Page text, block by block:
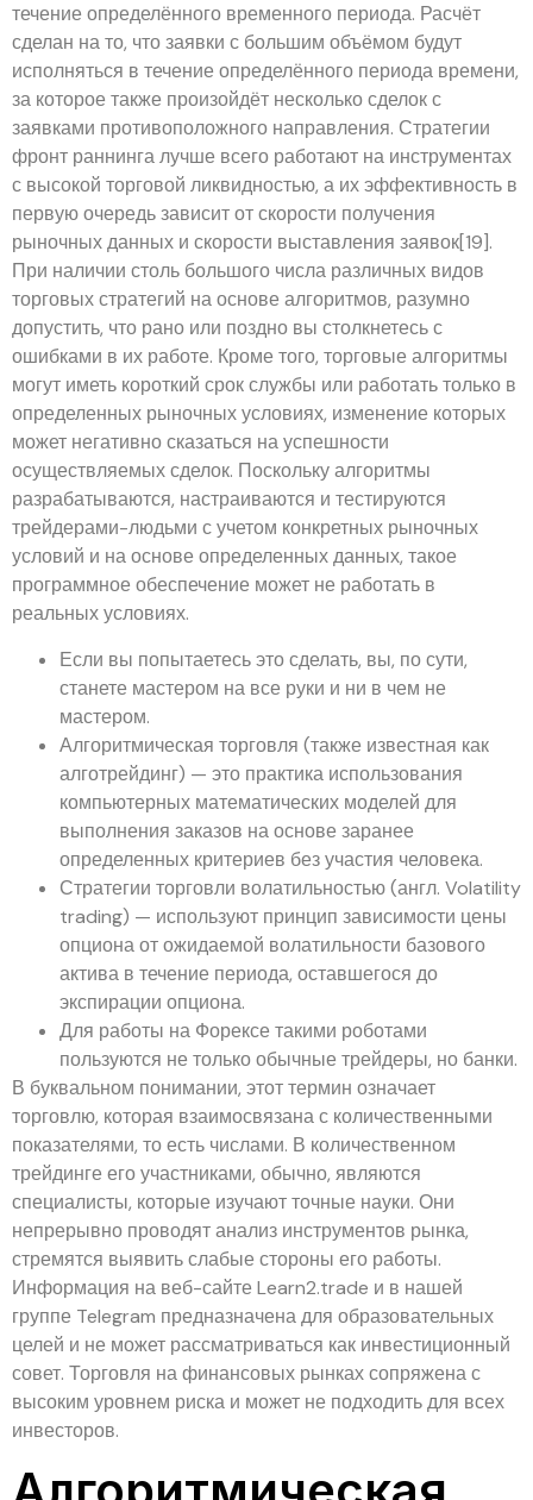
течение определённого временного периода. Расчёт
сделан на то, что заявки с большим объёмом будут
исполняться в течение определённого периода времени,
за которое также произойдёт несколько сделок с
заявками противоположного направления. Стратегии
фронт раннинга лучше всего работают на инструментах
с высокой торговой ликвидностью, а их эффективность в
первую очередь зависит от скорости получения
рыночных данных и скорости выставления заявок[19].
При наличии столь большого числа различных видов
торговых стратегий на основе алгоритмов, разумно
допустить, что рано или поздно вы столкнетесь с
ошибками в их работе. Кроме того, торговые алгоритмы
могут иметь короткий срок службы или работать только в
определенных рыночных условиях, изменение которых
может негативно сказаться на успешности
осуществляемых сделок. Поскольку алгоритмы
разрабатываются, настраиваются и тестируются
трейдерами-людьми с учетом конкретных рыночных
условий и на основе определенных данных, такое
программное обеспечение может не работать в
реальных условиях.
Если вы попытаетесь это сделать, вы, по сути,
станете мастером на все руки и ни в чем не
мастером.
Алгоритмическая торговля (также известная как
алготрейдинг) — это практика использования
компьютерных математических моделей для
выполнения заказов на основе заранее
определенных критериев без участия человека.
Стратегии торговли волатильностью (англ. Volatility
trading) — используют принцип зависимости цены
опциона от ожидаемой волатильности базового
актива в течение периода, оставшегося до
экспирации опциона.
Для работы на Форексе такими роботами
пользуются не только обычные трейдеры, но банки.
В буквальном понимании, этот термин означает
торговлю, которая взаимосвязана с количественными
показателями, то есть числами. В количественном
трейдинге его участниками, обычно, являются
специалисты, которые изучают точные науки. Они
непрерывно проводят анализ инструментов рынка,
стремятся выявить слабые стороны его работы.
Информация на веб-сайте Learn2.trade и в нашей
группе Telegram предназначена для образовательных
целей и не может рассматриваться как инвестиционный
совет. Торговля на финансовых рынках сопряжена с
высоким уровнем риска и может не подходить для всех
инвесторов.